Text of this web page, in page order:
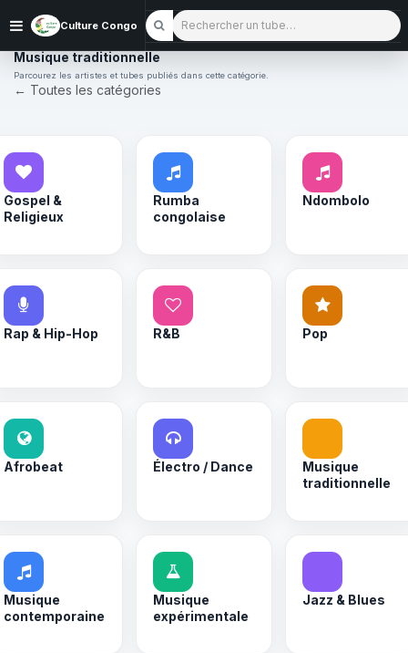
Culture Congo Rechercher un tube
Musique traditionnelle
Parcourez les artistes et tubes publiés dans cette catégorie.
← Toutes les catégories
Gospel &
Religieux
Rumba
congolaise
Ndombolo
Rap & Hip-Hop R&B Pop
Afrobeat Électro / Dance
Musique
traditionnelle
Musique
contemporaine
Musique
expérimentale
Jazz & Blues